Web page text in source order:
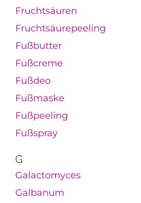
Fruchtsäuren
Fruchtsäurepeeling
Fußbutter
Fußcreme
Fußdeo
Fußmaske
Fußpeeling
Fußspray
G
Galactomyces
Galbanum